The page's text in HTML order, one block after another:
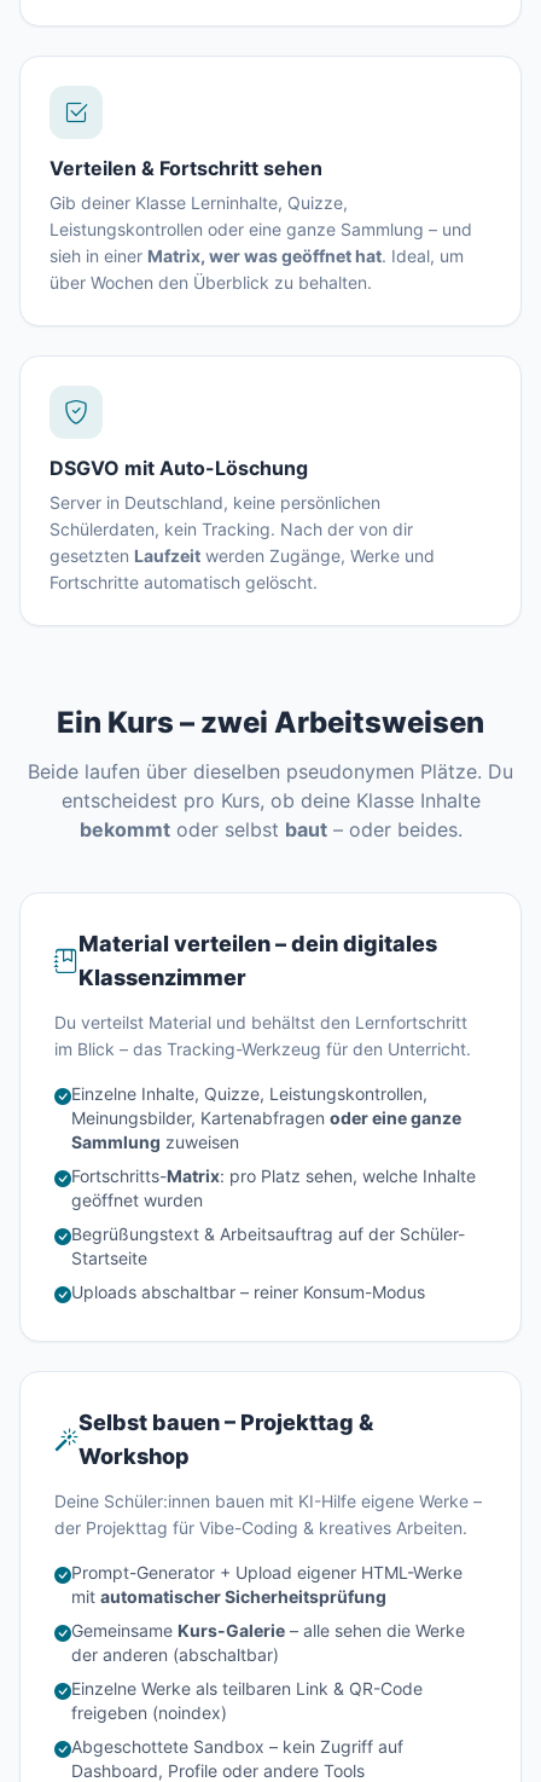
Verteilen & Fortschritt sehen
Gib deiner Klasse Lerninhalte, Quizze,
Leistungskontrollen oder eine ganze Sammlung – und
sieh in einer Matrix, wer was geöffnet hat. Ideal, um
über Wochen den Überblick zu behalten.
DSGVO mit Auto-Löschung
Server in Deutschland, keine persönlichen
Schülerdaten, kein Tracking. Nach der von dir
gesetzten Laufzeit werden Zugänge, Werke und
Fortschritte automatisch gelöscht.
Ein Kurs – zwei Arbeitsweisen
Beide laufen über dieselben pseudonymen Plätze. Du
entscheidest pro Kurs, ob deine Klasse Inhalte
bekommtoder selbst baut– oder beides.
Material verteilen – dein digitales
Klassenzimmer
Du verteilst Material und behältst den Lernfortschritt
im Blick – das Tracking-Werkzeug für den Unterricht.
Einzelne Inhalte, Quizze, Leistungskontrollen,
Meinungsbilder, Kartenabfragen oder eine ganze
Sammlung zuweisen
Fortschritts-Matrix: pro Platz sehen, welche Inhalte
geöffnet wurden
Begrüßungstext & Arbeitsauftrag auf der Schüler-
Startseite
Uploads abschaltbar – reiner Konsum-Modus
Selbst bauen – Projekttag &
Workshop
Deine Schüler:innen bauen mit KI-Hilfe eigene Werke –
der Projekttag für Vibe-Coding & kreatives Arbeiten.
Prompt-Generator + Upload eigener HTML-Werke
mit automatischer Sicherheitsprüfung
Gemeinsame Kurs-Galerie – alle sehen die Werke
der anderen (abschaltbar)
Einzelne Werke als teilbaren Link & QR-Code
freigeben (noindex)
Abgeschottete Sandbox – kein Zugriff auf
Dashboard, Profile oder andere Tools